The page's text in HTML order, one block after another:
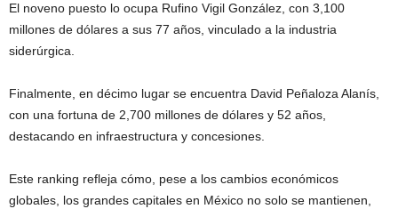
El noveno puesto lo ocupa Rufino Vigil González, con 3,100
millones de dólares a sus 77 años, vinculado a la industria
siderúrgica.
Finalmente, en décimo lugar se encuentra David Peñaloza Alanís,
con una fortuna de 2,700 millones de dólares y 52 años,
destacando en infraestructura y concesiones.
Este ranking refleja cómo, pese a los cambios económicos
globales, los grandes capitales en México no solo se mantienen,